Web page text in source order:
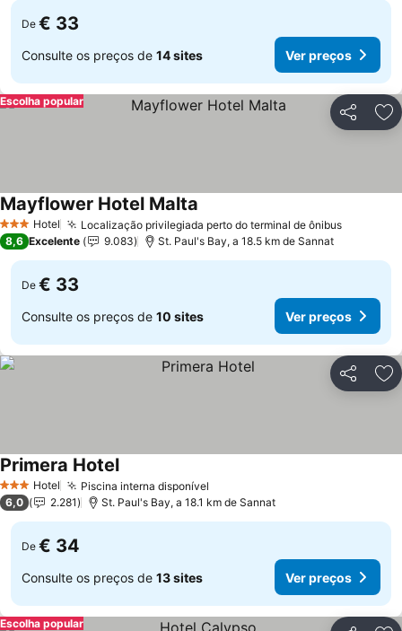
De € 33
Consulte os preços de 14 sites Ver preços
Partilhar
Escolha popular
3 EstrelasHotel Localização privilegiada perto do terminal de ônibusVer
Mayflower Hotel Malta
8,6 Excelente 9.083 St. Paul's Bay, a 18.5 km de Sannat
De € 33
Consulte os preços de 10 sites Ver preços
Partilhar
3 EstrelasHotel Piscina interna disponível
Primera HotelVer preços
6,0 2.281 St. Paul's Bay, a 18.1 km de Sannat
De € 34
Consulte os preços de 13 sites Ver preços
Escolha popular